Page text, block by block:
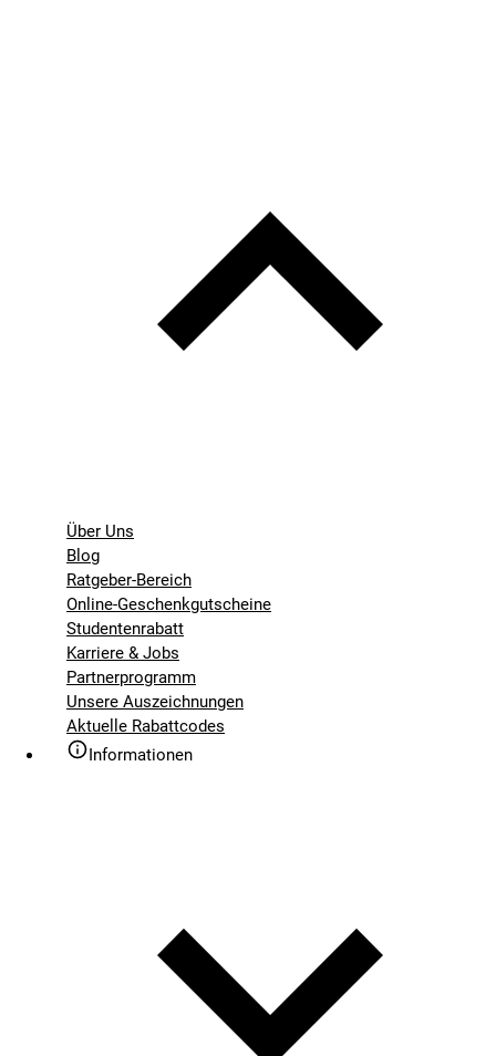
Über Uns
Blog
Ratgeber-Bereich
Online-Geschenkgutscheine
Studentenrabatt
Karriere & Jobs
Partnerprogramm
Unsere Auszeichnungen
Aktuelle Rabattcodes
Informationen